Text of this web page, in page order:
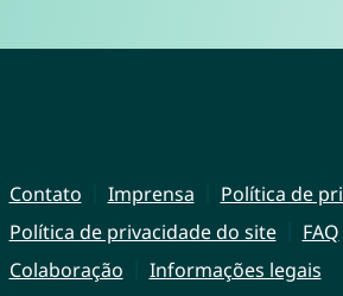
Contato Imprensa
Política de
Política de privacidade do site
FAQ
Colaboração
Informações legais